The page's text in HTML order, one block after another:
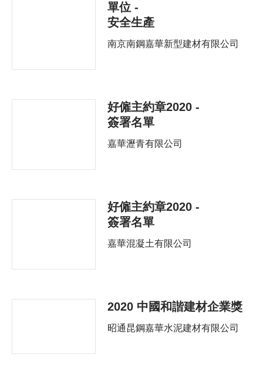
單位 -
安全生產
南京南鋼嘉華新型建材有限公司
好僱主約章2020 -
簽署名單
嘉華瀝青有限公司
好僱主約章2020 -
簽署名單
嘉華混凝土有限公司
2020 中國和諧建材企業獎
昭通昆鋼嘉華水泥建材有限公司